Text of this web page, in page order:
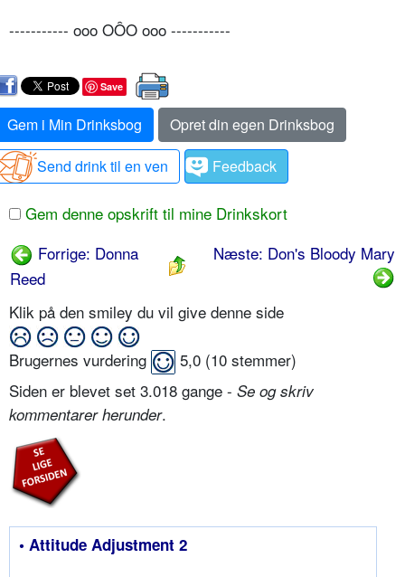
----------- ooo OÔO ooo -----------
Save
Gem i Min Drinksbog
Opret din egen Drinksbog
Send drink til en ven
Feedback
Gem denne opskrift til mine Drinkskort
Forrige: Donna
Reed
Næste: Don's Bloody Mary
Klik på den smiley du vil give denne side
Brugernes vurdering 5,0 (10 stemmer)
Siden er blevet set 3.018 gange - Se og skriv
kommentarer herunder.
• Attitude Adjustment 2